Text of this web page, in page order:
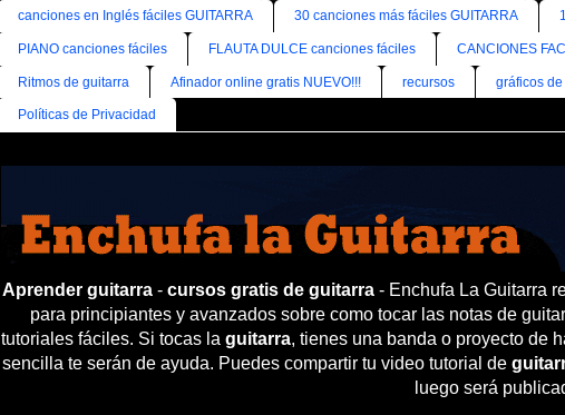
canciones en Inglés fáciles GUITARRA 30 canciones más fáciles GUITARRA
PIANO canciones fáciles FLAUTA DULCE canciones fáciles CANCIONES
Ritmos de guitarra Afinador online gratis NUEVO!!! recursos gráficos
Políticas de Privacidad
Aprender guitarra- cursos gratis de guitarra- Enchufa La Guitarra
para principiantes y avanzados sobre como tocar las notas de
tutoriales fáciles. Si tocas la guitarra, tienes una banda o proyecto de
sencilla te serán de ayuda. Puedes compartir tu video tutorial de
luego será